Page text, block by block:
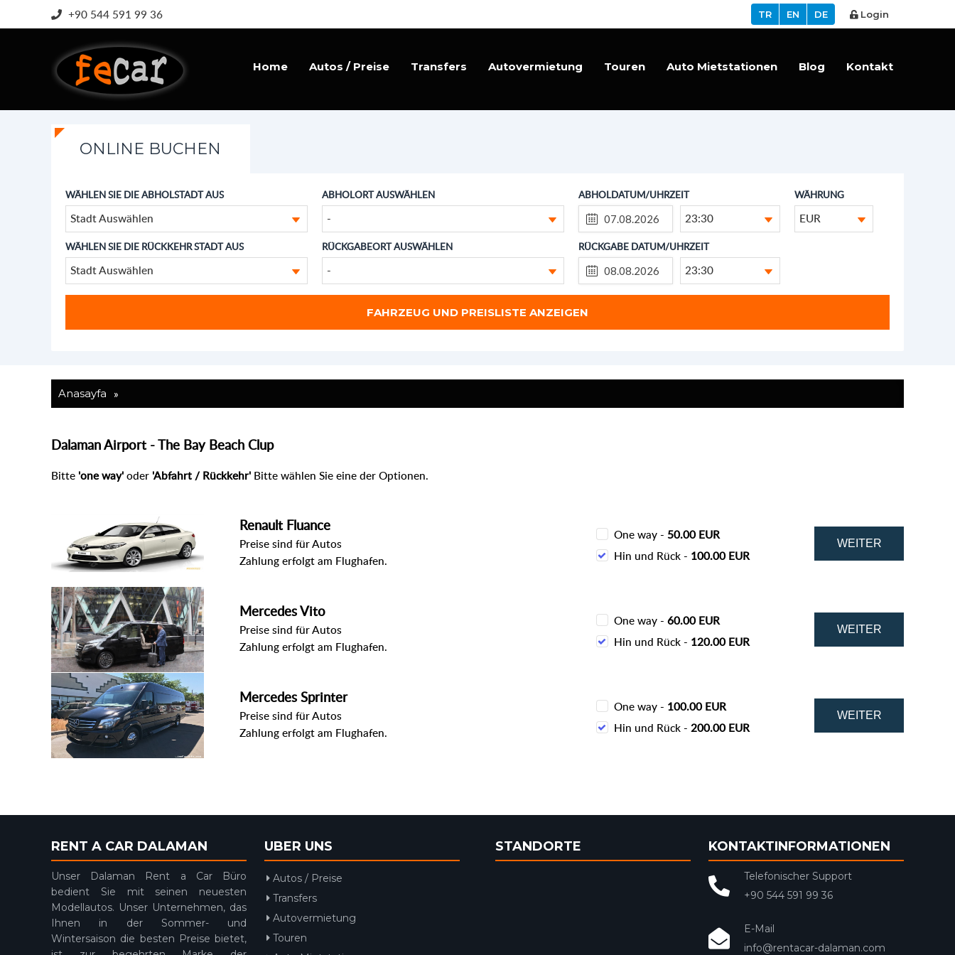
Login
DE
EN
TR
+90 544 591 99 36
Home Autos / Preise Transfers Autovermietung Touren Auto Mietstationen Blog Kontakt
ONLINE BUCHEN
WÄHLEN SIE DIE ABHOLSTADT AUS
Stadt Auswählen
ABHOLORT AUSWÄHLEN
-
ABHOLDATUM/UHRZEIT
23:30
WÄHRUNG
EUR
WÄHLEN SIE DIE RÜCKKEHR STADT AUS
Stadt Auswählen
RÜCKGABEORT AUSWÄHLEN
-
RÜCKGABE DATUM/UHRZEIT
23:30
Anasayfa »
Dalaman Airport - The Bay Beach Clup
Bitte 'one way'oder 'Abfahrt / Rückkehr' Bitte wählen Sie eine der Optionen.
Renault Fluance
Preise sind für Autos
Zahlung erfolgt am Flughafen.
One way - 50.00 EUR
Hin und Rück - 100.00 EUR
Mercedes Vito
Preise sind für Autos
Zahlung erfolgt am Flughafen.
One way - 60.00 EUR
Hin und Rück - 120.00 EUR
Mercedes Sprinter
Preise sind für Autos
Zahlung erfolgt am Flughafen.
One way - 100.00 EUR
Hin und Rück - 200.00 EUR
RENT A CAR DALAMAN
Unser Dalaman Rent a Car Büro
bedient Sie mit seinen neuesten
Modellautos. Unser Unternehmen, das
Ihnen in der Sommer- und
Wintersaison die besten Preise bietet,
UBER UNS
Autos / Preise
Transfers
Autovermietung
Touren
STANDORTE KONTAKTINFORMATIONEN
Telefonischer Support
+90 544 591 99 36
E-Mail
info@rentacar-dalaman.com